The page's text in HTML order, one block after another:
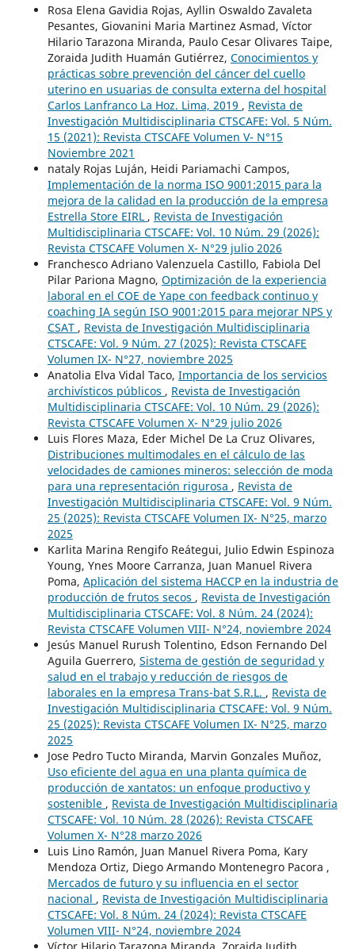
Rosa Elena Gavidia Rojas, Ayllin Oswaldo Zavaleta
Pesantes, Giovanini Maria Martinez Asmad, Víctor
Hilario Tarazona Miranda, Paulo Cesar Olivares Taipe,
Zoraida Judith Huamán Gutiérrez, Conocimientos y
prácticas sobre prevención del cáncer del cuello
uterino en usuarias de consulta externa del hospital
Carlos Lanfranco La Hoz. Lima, 2019 , Revista de
Investigación Multidisciplinaria CTSCAFE: Vol. 5 Núm.
15 (2021): Revista CTSCAFE Volumen V- N°15
Noviembre 2021
nataly Rojas Luján, Heidi Pariamachi Campos,
Implementación de la norma ISO 9001:2015 para la
mejora de la calidad en la producción de la empresa
Estrella Store EIRL , Revista de Investigación
Multidisciplinaria CTSCAFE: Vol. 10 Núm. 29 (2026):
Revista CTSCAFE Volumen X- N°29 julio 2026
Franchesco Adriano Valenzuela Castillo, Fabiola Del
Pilar Pariona Magno, Optimización de la experiencia
laboral en el COE de Yape con feedback continuo y
coaching IA según ISO 9001:2015 para mejorar NPS y
CSAT , Revista de Investigación Multidisciplinaria
CTSCAFE: Vol. 9 Núm. 27 (2025): Revista CTSCAFE
Volumen IX- N°27, noviembre 2025
Anatolia Elva Vidal Taco, Importancia de los servicios
archivísticos públicos , Revista de Investigación
Multidisciplinaria CTSCAFE: Vol. 10 Núm. 29 (2026):
Revista CTSCAFE Volumen X- N°29 julio 2026
Luis Flores Maza, Eder Michel De La Cruz Olivares,
Distribuciones multimodales en el cálculo de las
velocidades de camiones mineros: selección de moda
para una representación rigurosa , Revista de
Investigación Multidisciplinaria CTSCAFE: Vol. 9 Núm.
25 (2025): Revista CTSCAFE Volumen IX- N°25, marzo
2025
Karlita Marina Rengifo Reátegui, Julio Edwin Espinoza
Young, Ynes Moore Carranza, Juan Manuel Rivera
Poma, Aplicación del sistema HACCP en la industria de
producción de frutos secos , Revista de Investigación
Multidisciplinaria CTSCAFE: Vol. 8 Núm. 24 (2024):
Revista CTSCAFE Volumen VIII- N°24, noviembre 2024
Jesús Manuel Rurush Tolentino, Edson Fernando Del
Aguila Guerrero, Sistema de gestión de seguridad y
salud en el trabajo y reducción de riesgos de
laborales en la empresa Trans-bat S.R.L. , Revista de
Investigación Multidisciplinaria CTSCAFE: Vol. 9 Núm.
25 (2025): Revista CTSCAFE Volumen IX- N°25, marzo
2025
Jose Pedro Tucto Miranda, Marvin Gonzales Muñoz,
Uso eficiente del agua en una planta química de
producción de xantatos: un enfoque productivo y
sostenible , Revista de Investigación Multidisciplinaria
CTSCAFE: Vol. 10 Núm. 28 (2026): Revista CTSCAFE
Volumen X- N°28 marzo 2026
Luis Lino Ramón, Juan Manuel Rivera Poma, Kary
Mendoza Ortiz, Diego Armando Montenegro Pacora ,
Mercados de futuro y su influencia en el sector
nacional , Revista de Investigación Multidisciplinaria
CTSCAFE: Vol. 8 Núm. 24 (2024): Revista CTSCAFE
Volumen VIII- N°24, noviembre 2024